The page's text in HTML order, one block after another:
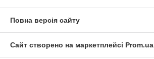
Повна версія сайту
Сайт створено на маркетплейсі Prom.ua